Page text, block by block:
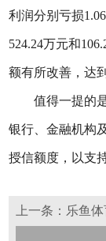
利润分别亏损
524.24万元和
额有所改善，达
值得一提的
银行、金融机构
授信额度，以支